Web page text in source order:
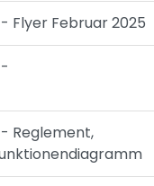
Flyer Februar 2025
Reglement,